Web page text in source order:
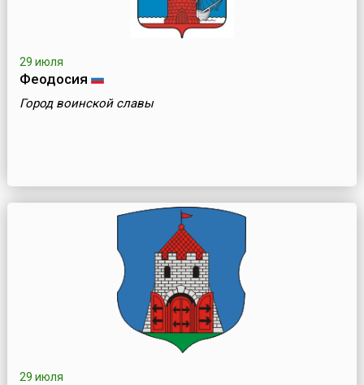
29 июля
Феодосия
Город воинской славы
29 июля